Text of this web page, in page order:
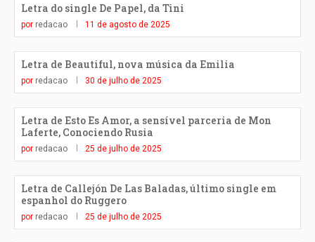
Letra do single De Papel, da Tini
por redacao 11 de agosto de 2025
Letra de Beautiful, nova música da Emilia
por redacao 30 de julho de 2025
Letra de Esto Es Amor, a sensível parceria de Mon
Laferte, Conociendo Rusia
por redacao 25 de julho de 2025
Letra de Callejón De Las Baladas, último single em
espanhol do Ruggero
por redacao 25 de julho de 2025